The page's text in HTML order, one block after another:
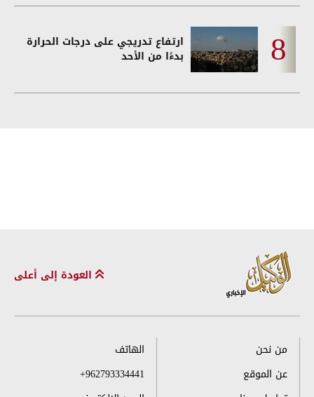
ارتفاع تدريجي على درجات الحرارة
بدءًا من الأحد
العودة إلى أعلى
من نحن
عن الموقع
الهاتف
+962793334441